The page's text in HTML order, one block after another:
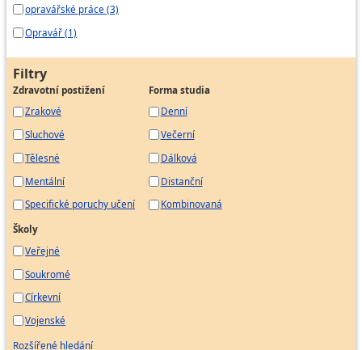
opravářské práce (3)
Opravář (1)
Filtry
Zdravotní postižení
Zrakové
Sluchové
Tělesné
Mentální
Specifické poruchy učení
Forma studia
Denní
Večerní
Dálková
Distanční
Kombinovaná
Školy
Veřejné
Soukromé
Církevní
Vojenské
Rozšířené hledání